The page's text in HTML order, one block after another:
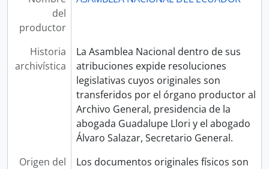
del
productor
Historia
archivística
La Asamblea Nacional dentro de sus
atribuciones expide resoluciones
legislativas cuyos originales son
transferidos por el órgano productor al
Archivo General, presidencia de la
abogada Guadalupe Llori y el abogado
Álvaro Salazar, Secretario General.
Origen del
Los documentos originales físicos son